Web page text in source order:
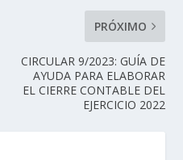
PRÓXIMO
CIRCULAR 9/2023: GUÍA DE
AYUDA PARA ELABORAR
EL CIERRE CONTABLE DEL
EJERCICIO 2022